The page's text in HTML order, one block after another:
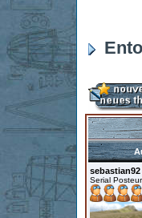
sebastian92
Serial Posteur